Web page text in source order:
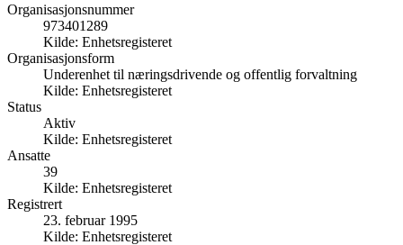
Organisasjonsnummer
973401289
Kilde: Enhetsregisteret
Organisasjonsform
Underenhet til næringsdrivende og offentlig forvaltning
Kilde: Enhetsregisteret
Status
Aktiv
Kilde: Enhetsregisteret
Ansatte
39
Kilde: Enhetsregisteret
Registrert
23. februar 1995
Kilde: Enhetsregisteret